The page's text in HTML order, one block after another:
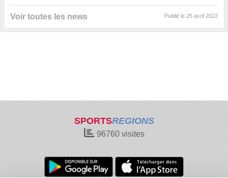
Voir toutes les news Publié le 25 avril 2022
SPORTSREGIONS
96760visites